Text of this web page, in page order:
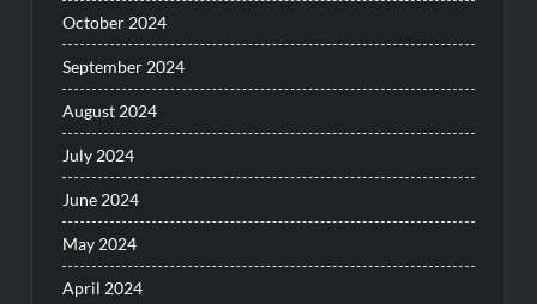
October 2024
September 2024
August 2024
July 2024
June 2024
May 2024
April 2024